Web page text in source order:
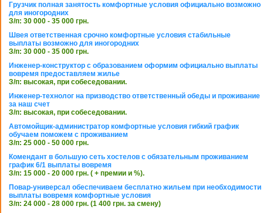
Грузчик полная занятость комфортные условия официально возможно
для иногородних
З/п: 30 000 - 35 000 грн.
Швея ответственная срочно комфортные условия стабильные
выплаты возможно для иногородних
З/п: 30 000 - 35 000 грн.
Инженер-конструктор с образованием оформим официально выплаты
вовремя предоставляем жилье
З/п: высокая, при собеседовании.
Инженер-технолог на призводство ответственный обеды и проживание
за наш счет
З/п: высокая, при собеседовании.
Автомойщик-администратор комфортные условия гибкий график
обучаем поможем с проживанием
З/п: 25 000 - 50 000 грн.
Комендант в большую сеть хостелов с обязательным проживанием
график 6/1 выплаты вовремя
З/п: 15 000 - 20 000 грн. ( + премии и %).
Повар-универсал обеспечиваем бесплатно жильем при необходимости
выплаты вовремя комфортные условия
З/п: 24 000 - 28 000 грн. (1 400 грн. за смену)